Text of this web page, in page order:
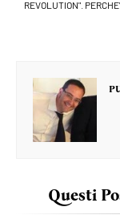
REVOLUTION".
Questi